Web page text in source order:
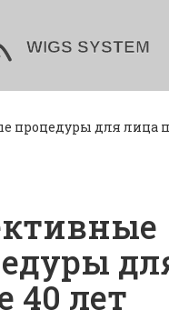
процедуры для лица
40 лет